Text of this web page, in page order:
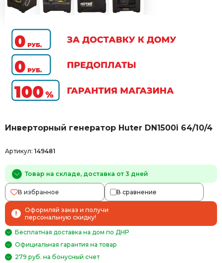
Инверторный генератор Huter DN1500i 64/10/4
Артикул: 149481
Товар на складе, доставка от 3 дней
В избранное В сравнение
Оформляй заказ и получи
персональную скидку!
Бесплатная доставка на дом по ДНР
Официальная гарантия на товар
279 руб. на бонусный счет